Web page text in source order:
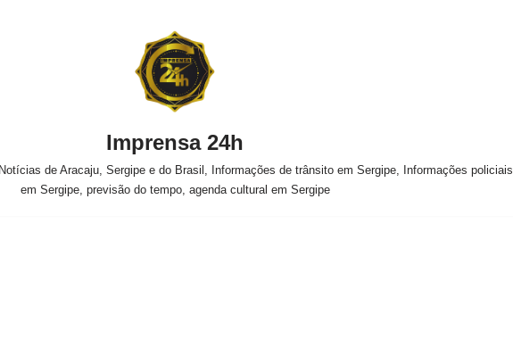
Imprensa 24h
de Aracaju, Sergipe e do Brasil, Informações de trânsito em Sergipe, Informações policiais
em Sergipe, previsão do tempo, agenda cultural em Sergipe